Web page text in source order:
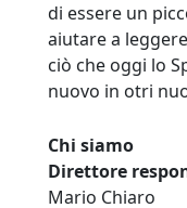
di essere un
aiutare a
ciò che oggi lo
nuovo in otri
Chi siamo
Direttore
Mario Chiaro